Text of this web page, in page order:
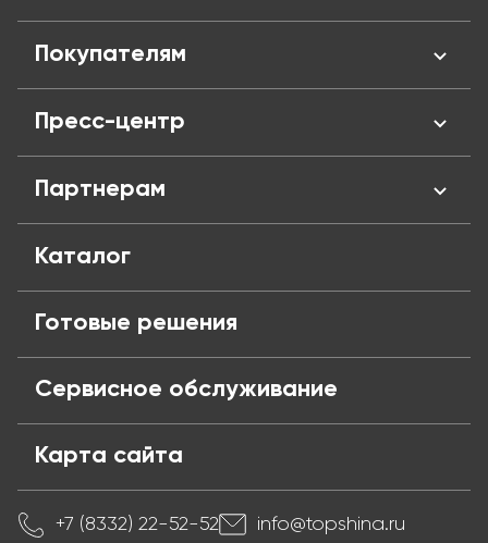
Отзывы
Адреса магазинов
Вакансии
Политика конфиденциальности
Публичная оферта
Покупателям
Оплата и кредит
Обмен и возврат
Частые вопросы
Пресс-центр
Блог
Партнерам
Каталог
Готовые решения
Сервисное обслуживание
Карта сайта
+7 (8332) 22-52-52 info@topshina.ru